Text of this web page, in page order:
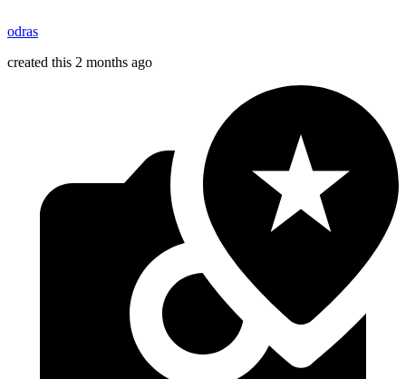
odras
created this 2 months ago